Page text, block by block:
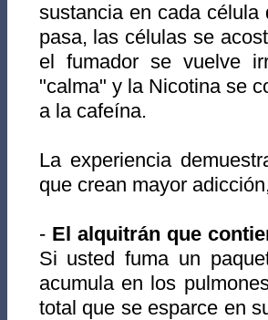
sustancia en cada
pasa, las células se
el fumador se vuelve
"calma" y la Nicotina se
a la cafeína.
La experiencia
que crean mayor
- El alquitrán que
Si usted fuma un
acumula en los
total que se esparce en